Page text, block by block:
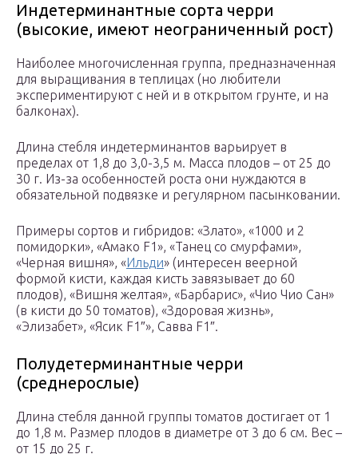
Индетерминантные сорта черри
(высокие, имеют неограниченный рост)
Наиболее многочисленная группа, предназначенная
для выращивания в теплицах (но любители
экспериментируют с ней и в открытом грунте, и на
балконах).
Длина стебля индетерминантов варьирует в
пределах от 1,8 до 3,0-3,5 м. Масса плодов – от 25 до
30 г. Из-за особенностей роста они нуждаются в
обязательной подвязке и регулярном пасынковании.
Примеры сортов и гибридов: «Злато», «1000 и 2
помидорки», «Амако F1», «Танец со смурфами»,
«Черная вишня», «Ильди» (интересен веерной
формой кисти, каждая кисть завязывает до 60
плодов), «Вишня желтая», «Барбарис», «Чио Чио Сан»
(в кисти до 50 томатов), «Здоровая жизнь»,
«Элизабет», «Ясик F1″», Савва F1″.
Полудетерминантные черри
(среднерослые)
Длина стебля данной группы томатов достигает от 1
до 1,8 м. Размер плодов в диаметре от 3 до 6 см. Вес –
от 15 до 25 г.